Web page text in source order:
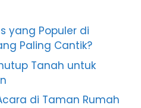
yang Populer di
Paling Cantik?
Tanah untuk
di Taman Rumah